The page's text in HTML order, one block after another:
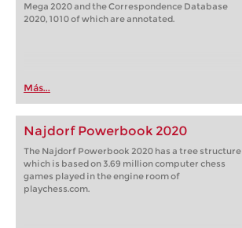
Mega 2020 and the Correspondence Database
2020, 1010 of which are annotated.
Más...
Najdorf Powerbook 2020
The Najdorf Powerbook 2020 has a tree structure
which is based on 3.69 million computer chess
games played in the engine room of
playchess.com.